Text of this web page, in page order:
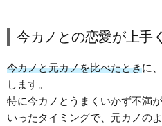
今カノとの恋愛が上手
今カノと元カノを比べたときに
します。
特に今カノとうまくいかず不満
いったタイミングで、元カノの